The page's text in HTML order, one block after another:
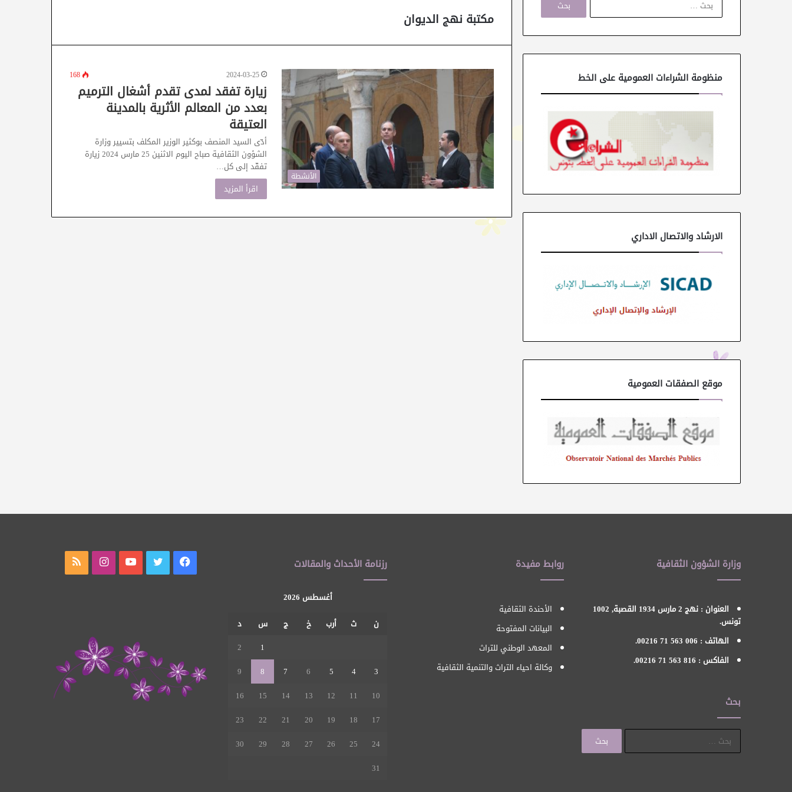
مكتبة نهج الديوان
الأنشطة
2024-03-25
168
زيارة تفقد لمدى تقدم أشغال الترميم
بعدد من المعالم الأثرية بالمدينة
العتيقة
أدّى السيد المنصف بوكثير الوزير المكلف بتسيير وزارة
الشؤون الثقافية صباح اليوم الاثنين 25 مارس 2024 زيارة
تفقّد إلى كل…
اقرأ المزيد
ح
ن
منظومة الشراءات العمومية على الخط
الارشاد والاتصال الاداري
موقع الصفقات العمومية
وزارة الشؤون الثقافية
العنوان : نهج 2 مارس 1934 القصبة, 1002
تونس.
الهاتف : 006 563 71 00216.
الفاكس : 816 563 71 00216.
بحث
روابط مفيدة
الأحندة الثقافية
البيانات المفتوحة
المعهد الوطني للتراث
وكالة احياء التراث والتنمية الثقافية
رزنامة الأحداث والمقالات
أغسطس 2026
ن
ث أرب خ ج س
د
1
2
3
4
5
6
7
8
9
10
11
12
13
14
15
16
17
18
19
20
21
22
23
24
25
26
27
28
29
30
31
فيسبوك تويتر يوتيوب انستقرام